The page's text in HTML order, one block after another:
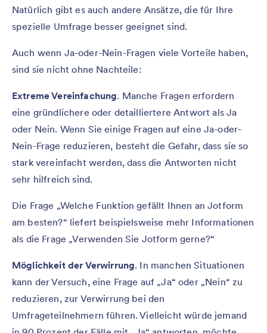
Natürlich gibt es auch andere Ansätze, die für Ihre
spezielle Umfrage besser geeignet sind.
Auch wenn Ja-oder-Nein-Fragen viele Vorteile haben,
sind sie nicht ohne Nachteile:
Extreme Vereinfachung. Manche Fragen erfordern
eine gründlichere oder detailliertere Antwort als Ja
oder Nein. Wenn Sie einige Fragen auf eine Ja-oder-
Nein-Frage reduzieren, besteht die Gefahr, dass sie so
stark vereinfacht werden, dass die Antworten nicht
sehr hilfreich sind.
Die Frage „Welche Funktion gefällt Ihnen an Jotform
am besten?“ liefert beispielsweise mehr Informationen
als die Frage „Verwenden Sie Jotform gerne?“
Möglichkeit der Verwirrung. In manchen Situationen
kann der Versuch, eine Frage auf „Ja“ oder „Nein“ zu
reduzieren, zur Verwirrung bei den
Umfrageteilnehmern führen. Vielleicht würde jemand